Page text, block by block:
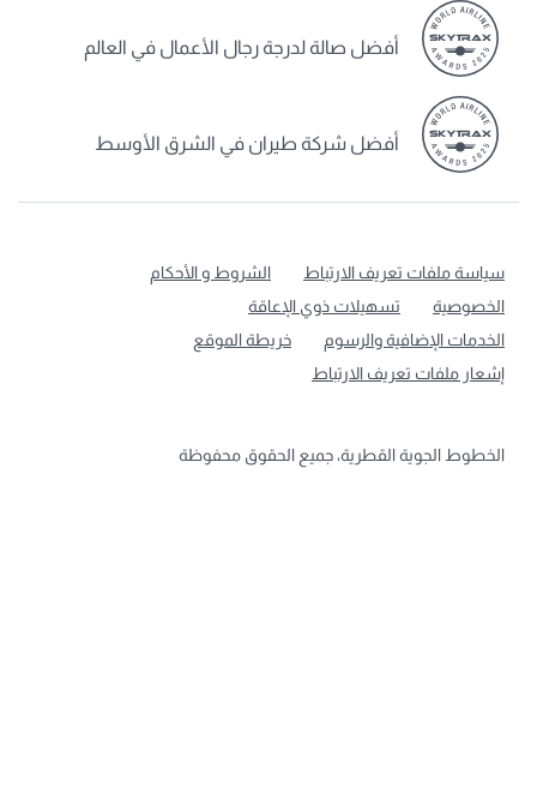
أفضل صالة لدرجة رجال الأعمال في العالم
أفضل شركة طيران في الشرق الأوسط
سياسة ملفات تعريف الارتباط
الشروط و الأحكام
الخصوصية
تسهيلات ذوي الإعاقة
الخدمات الإضافية والرسوم
خريطة الموقع
إشعار ملفات تعريف الارتباط
الخطوط الجوية القطرية، جميع الحقوق محفوظة